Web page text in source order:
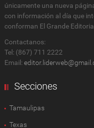
únicamente una nueva
con información al día que
conforman El Grande
Contactanos:
Tel: (867) 711 2222
Email:
Secciones
Tamaulipas
Texas